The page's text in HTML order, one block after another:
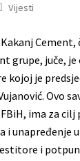
Vijesti
Cement,
grupe, juče, je
kojoj je
Ovo
ima za
i unapređenje
i